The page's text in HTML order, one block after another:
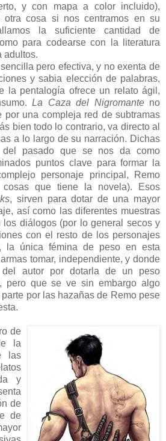
y con mapa a color incluido),
otra cosa si nos centramos en su
la suficiente cantidad de
para codearse con la literatura
adultos.
pero efectiva, y no exenta de
y sabia elección de palabras,
la pentalogía ofrece un relato ágil,
La Caza del Nigromanteno
por una compleja red de subtramas
bien todo lo contrario, va directo al
a lo largo de su narración. Dichas
del pasado que se nos da como
puntos clave para formar la
personaje principal, Remo
que tiene la novela). Esos
, sirven para dotar de una mayor
así como las diferentes muestras
diálogos (por lo general secos y
con el resto de los personajes
, la única fémina de peso en esta
tomar, independiente, y donde
autor por dotarla de un peso
pero que se ve sin embargo algo
por las hazañas de Remo pese
de
la
las
y
de
de